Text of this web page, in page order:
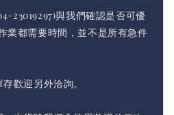
23019297)與我們確認是否可優
業都需要時間，並不是所有急件
歡迎另外洽詢。